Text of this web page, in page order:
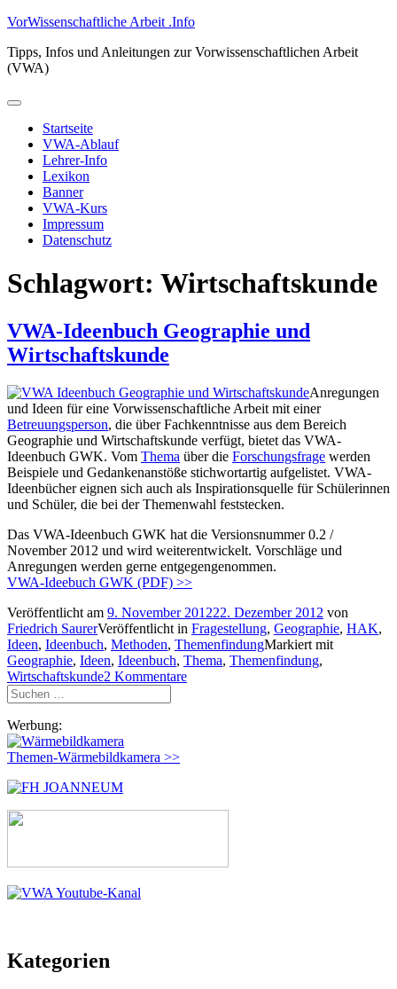
Zum
springen
VorWissenschaftliche Arbeit .Info
Tipps, Infos und Anleitungen zur Vorwissenschaftlichen Arbeit
(VWA)
Primäres
Startseite
VWA-Ablauf
Lehrer-Info
Lexikon
Banner
VWA-Kurs
Impressum
Datenschutz
Schlagwort: Wirtschaftskunde
VWA-Ideenbuch Geographie und
Wirtschaftskunde
Anregungen
und Ideen für eine Vorwissenschaftliche Arbeit mit einer
Betreuungsperson, die über Fachkenntnisse aus dem Bereich
Geographie und Wirtschaftskunde verfügt, bietet das VWA-
Ideenbuch GWK. Vom Thema über die Forschungsfrage werden
Beispiele und Gedankenanstöße stichwortartig aufgelistet. VWA-
Ideenbücher eignen sich auch als Inspirationsquelle für Schülerinnen
und Schüler, die bei der Themenwahl feststecken.
Das VWA-Ideenbuch GWK hat die Versionsnummer 0.2 /
November 2012 und wird weiterentwickelt. Vorschläge und
Anregungen werden gerne entgegengenommen.
VWA-Ideebuch GWK (PDF) >>
Veröffentlicht am 9. November 201222. Dezember 2012 von
Friedrich SaurerVeröffentlicht in Fragestellung, Geographie, HAK,
Ideen, Ideenbuch, Methoden, ThemenfindungMarkiert mit
Geographie, Ideen, Ideenbuch, Thema, Themenfindung,
Wirtschaftskunde2 Kommentare
Suchen
nach:
Werbung:
Themen-Wärmebildkamera >>
Kategorien